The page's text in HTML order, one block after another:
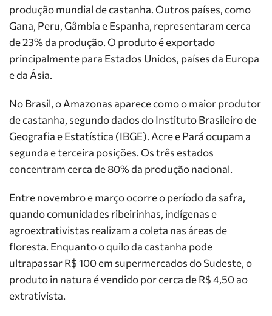
produção mundial de castanha. Outros países, como
Gana, Peru, Gâmbia e Espanha, representaram cerca
de 23% da produção. O produto é exportado
principalmente para Estados Unidos, países da Europa
e da Ásia.
No Brasil, o Amazonas aparece como o maior produtor
de castanha, segundo dados do Instituto Brasileiro de
Geografia e Estatística (IBGE). Acre e Pará ocupam a
segunda e terceira posições. Os três estados
concentram cerca de 80% da produção nacional.
Entre novembro e março ocorre o período da safra,
quando comunidades ribeirinhas, indígenas e
agroextrativistas realizam a coleta nas áreas de
floresta. Enquanto o quilo da castanha pode
ultrapassar R$ 100 em supermercados do Sudeste, o
produto in natura é vendido por cerca de R$ 4,50 ao
extrativista.